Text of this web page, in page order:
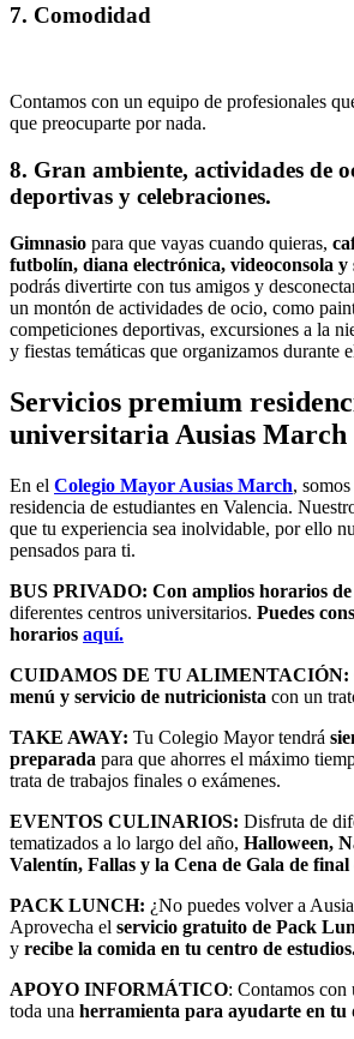
7. Comodidad
Contamos con un equipo de profesionales
que preocuparte por nada.
8. Gran ambiente, actividades de
deportivas y celebraciones.
Gimnasio para que vayas cuando quieras,
futbolín, diana electrónica, videoconsola y
podrás divertirte con tus amigos y
un montón de actividades de ocio, como
competiciones deportivas, excursiones a la
y fiestas temáticas que organizamos durante
Servicios premium
universitaria Ausias March
En el Colegio Mayor Ausias March,
residencia de estudiantes en Valencia.
que tu experiencia sea inolvidable, por ello
pensados para ti.
BUS PRIVADO: Con amplios horarios
diferentes centros universitarios. Puedes
horarios aquí.
CUIDAMOS DE TU ALIMENTACIÓN:
menú y servicio de nutricionista con un
TAKE AWAY: Tu Colegio Mayor tendrá
preparada para que ahorres el máximo
trata de trabajos finales o exámenes.
EVENTOS CULINARIOS: Disfruta de
tematizados a lo largo del año, Halloween,
Valentín, Fallas y la Cena de Gala de final
PACK LUNCH: ¿No puedes volver a
Aprovecha el servicio gratuito de Pack
y recibe la comida en tu centro de
APOYO INFORMÁTICO: Contamos
toda una herramienta para ayudarte en tu